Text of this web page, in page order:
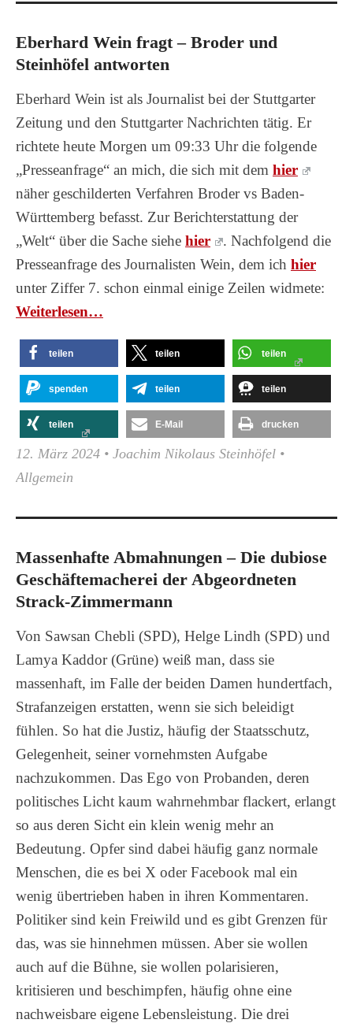
Eberhard Wein fragt – Broder und
Steinhöfel antworten
Eberhard Wein ist als Journalist bei der Stuttgarter
Zeitung und den Stuttgarter Nachrichten tätig. Er
richtete heute Morgen um 09:33 Uhr die folgende
„Presseanfrage“ an mich, die sich mit dem hier
näher geschilderten Verfahren Broder vs Baden-
Württemberg befasst. Zur Berichterstattung der
„Welt“ über die Sache siehe hier
. Nachfolgend die
Presseanfrage des Journalisten Wein, dem ich hier
unter Ziffer 7. schon einmal einige Zeilen widmete:
Wei­ter­le­sen…
teilen teilen teilen
spenden teilen teilen
teilen E-Mail drucken
12. März 2024 • Joachim Nikolaus Steinhöfel •
Allgemein
Massenhafte Abmahnungen – Die dubiose
Geschäftemacherei der Abgeordneten
Strack-Zimmermann
Von Sawsan Chebli (SPD), Helge Lindh (SPD) und
Lamya Kaddor (Grüne) weiß man, dass sie
massenhaft, im Falle der beiden Damen hundertfach,
Strafanzeigen erstatten, wenn sie sich beleidigt
fühlen. So hat die Justiz, häufig der Staatsschutz,
Gelegenheit, seiner vornehmsten Aufgabe
nachzukommen. Das Ego von Probanden, deren
politisches Licht kaum wahrnehmbar flackert, erlangt
so aus deren Sicht ein klein wenig mehr an
Bedeutung. Opfer sind dabei häufig ganz normale
Menschen, die es bei X oder Facebook mal ein
wenig übertrieben haben in ihren Kommentaren.
Politiker sind kein Freiwild und es gibt Grenzen für
das, was sie hinnehmen müssen. Aber sie wollen
auch auf die Bühne, sie wollen polarisieren,
kritisieren und beschimpfen, häufig ohne eine
nachweisbare eigene Lebensleistung. Die drei